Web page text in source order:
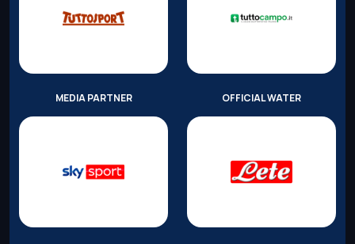
MEDIA PARTNER OFFICIAL WATER